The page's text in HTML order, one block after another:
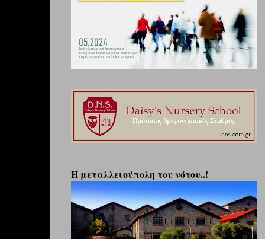
Η μεταλλειούπολη του νότου..!